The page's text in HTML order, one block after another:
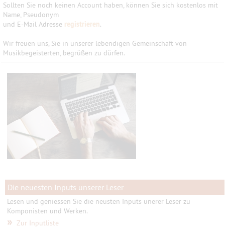
Sollten Sie noch keinen Account haben, können Sie sich kostenlos mit
Name, Pseudonym
und E-Mail Adresse registrieren.
Wir freuen uns, Sie in unserer lebendigen Gemeinschaft von
Musikbegeisterten, begrüßen zu dürfen.
Die neuesten Inputs unserer Leser
Lesen und geniessen Sie die neusten Inputs unerer Leser zu
Komponisten und Werken.
» Zur Inputliste